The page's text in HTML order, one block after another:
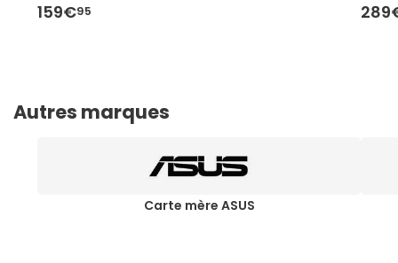
159€95
Autres marques
Carte mère ASUS